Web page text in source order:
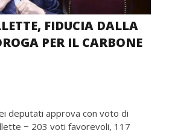
FIDUCIA DALLA
PER IL CARBONE
deputati approva con voto di
− 203 voti favorevoli, 117